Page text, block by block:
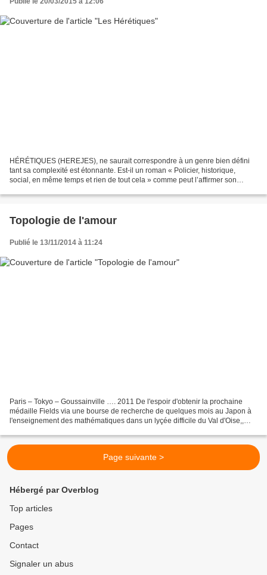
HÉRÉTIQUES (HEREJES), ne saurait correspondre à un genre bien défini
tant sa complexité est étonnante. Est-il un roman « Policier, historique,
social, en même temps et rien de tout cela » comme peut l’affirmer son
Topologie de l'amour
Publié le 13/11/2014 à 11:24
Paris – Tokyo – Goussainville …. 2011 De l'espoir d'obtenir la prochaine
médaille Fields via une bourse de recherche de quelques mois au Japon à
l'enseignement des mathématiques dans un lyçée difficile du Val d'Oise,,
Page suivante >
Hébergé par Overblog
Top articles
Pages
Contact
Signaler un abus